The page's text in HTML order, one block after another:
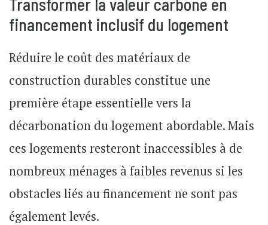
financement inclusif du logement
Réduire le coût des matériaux de
construction durables constitue une
première étape essentielle vers la
décarbonation du logement abordable. Mais
ces logements resteront inaccessibles à de
nombreux ménages à faibles revenus si les
obstacles liés au financement ne sont pas
également levés.